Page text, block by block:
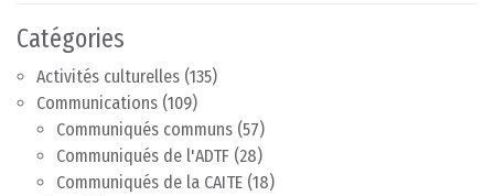
Catégories
Activités culturelles (135)
Communications (109)
Communiqués communs (57)
Communiqués de l'ADTF (28)
Communiqués de la CAITE (18)